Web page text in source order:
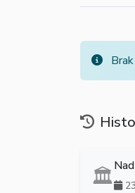
🏛️